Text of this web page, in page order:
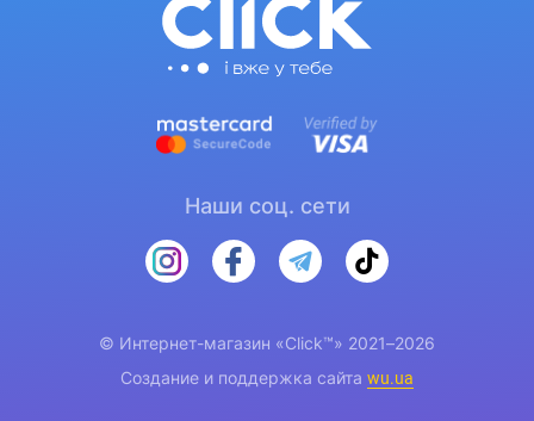
Наши соц. сети
© Интернет-магазин «Click™» 2021–2026
Создание и поддержка сайта wu.ua